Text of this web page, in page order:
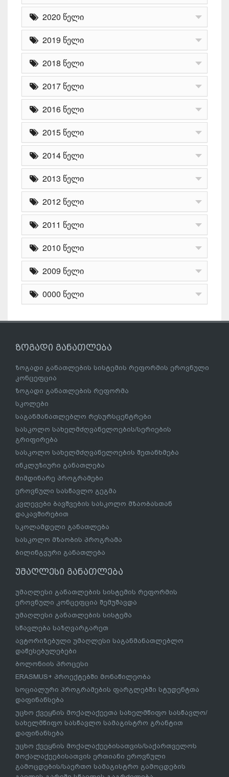
2020 წელი
2019 წელი
2018 წელი
2017 წელი
2016 წელი
2015 წელი
2014 წელი
2013 წელი
2012 წელი
2011 წელი
2010 წელი
2009 წელი
0000 წელი
ზოგადი განათლება
ზოგადი განათლების სისტემის რეფორმის ეროვნული
კონცეფცია
ზოგადი განათლების რეფორმა
სკოლები
საგანმანათლებლო რესურსცენტრები
სასკოლო სახელმძღვანელოების/სერიების
გრიფირება
სასკოლო სახელმძღვანელოების შეთანხმება
ინკლუზიური განათლება
მიმდინარე პროგრამები
ეროვნული სასწავლო გეგმა
კვლევები ბავშვების სასკოლო მზაობასთან
დაკავშირებით
სკოლამდელი განათლება
სასკოლო მზაობის პროგრამა
ბილინგვური განათლება
უმაღლესი განათლება
უმაღლესი განათლების სისტემის რეფორმის
ეროვნული კონცეფცია შემუშავდა
უმაღლესი განათლების სისტემა
სწავლება საზღვარგარეთ
ავტორიზებული უმაღლესი საგანმანათლებლო
დაწესებულებები
ბოლონიის პროცესი
ERASMUS+ პროექტებში მონაწილეობა
სოციალური პროგრამების ფარგლებში სტუდენტთა
დაფინანსება
უცხო ქვეყნის მოქალაქეეთა სახელმწიფო სასწავლო/
სახელმწიფო სასწავლო სამაგისტრო გრანტით
დაფინანსება
უცხო ქვეყნის მოქალაქეებისათვის/საქართველოს
მოქალაქეებისათვის ერთიანი ეროვნული
გამოცდების/საერთო სამაგისტრო გამოცდების